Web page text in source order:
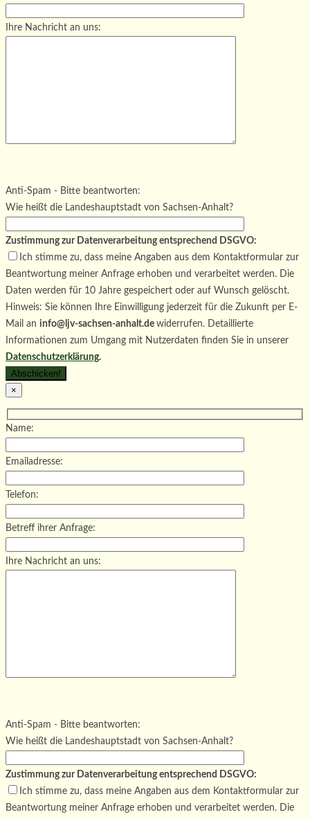
Ihre Nachricht an uns:
Bitte lasse dieses Feld leer.
Anti-Spam - Bitte beantworten:
Wie heißt die Landeshauptstadt von Sachsen-Anhalt?
Zustimmung zur Datenverarbeitung entsprechend DSGVO:
Ich stimme zu, dass meine Angaben aus dem Kontaktformular zur
Beantwortung meiner Anfrage erhoben und verarbeitet werden. Die
Daten werden für 10 Jahre gespeichert oder auf Wunsch gelöscht.
Hinweis: Sie können Ihre Einwilligung jederzeit für die Zukunft per E-
Mail an info@ljv-sachsen-anhalt.de widerrufen. Detaillierte
Informationen zum Umgang mit Nutzerdaten finden Sie in unserer
Datenschutzerklärung.
×
Name:
Emailadresse:
Telefon:
Betreff ihrer Anfrage:
Ihre Nachricht an uns:
Bitte lasse dieses Feld leer.
Anti-Spam - Bitte beantworten:
Wie heißt die Landeshauptstadt von Sachsen-Anhalt?
Zustimmung zur Datenverarbeitung entsprechend DSGVO:
Ich stimme zu, dass meine Angaben aus dem Kontaktformular zur
Beantwortung meiner Anfrage erhoben und verarbeitet werden. Die